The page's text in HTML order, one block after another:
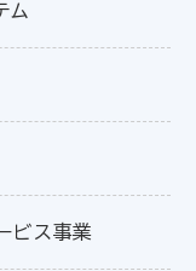
ム
ビス事業